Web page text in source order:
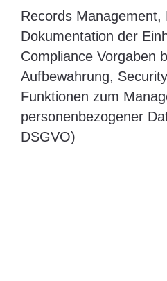
Records Management,
Dokumentation der
Compliance Vorgaben
Aufbewahrung,
Funktionen zum
personenbezogener
DSGVO)